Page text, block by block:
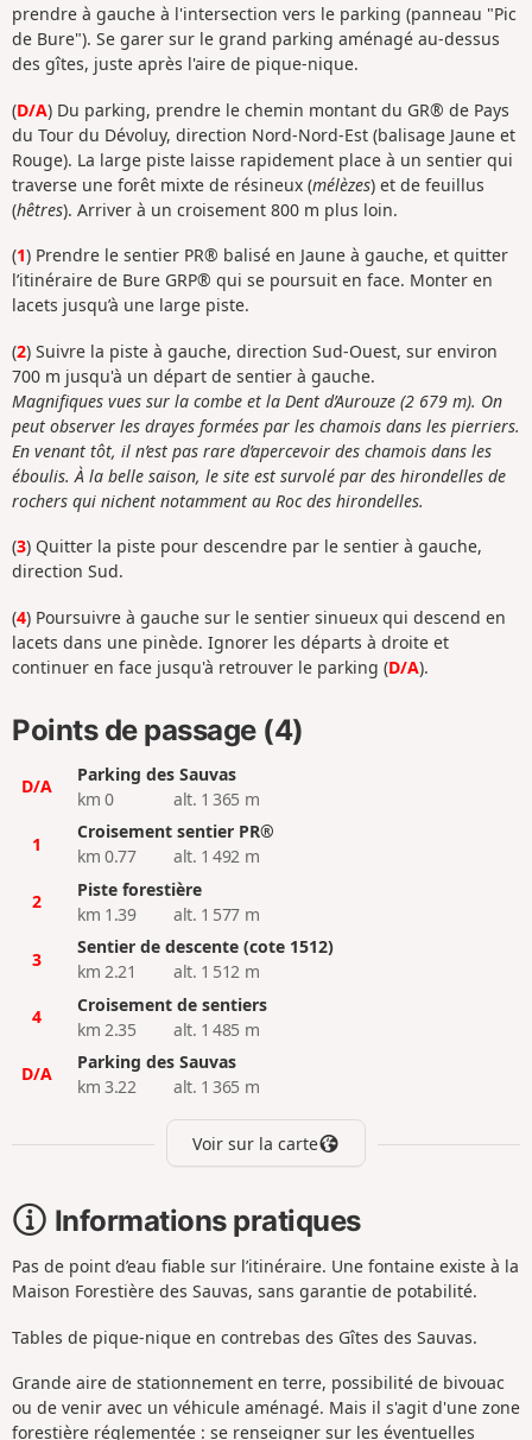
prendre à gauche à l'intersection vers le parking (panneau "Pic
de Bure"). Se garer sur le grand parking aménagé au-dessus
des gîtes, juste après l'aire de pique-nique.
(D/A) Du parking, prendre le chemin montant du GR® de Pays
du Tour du Dévoluy, direction Nord-Nord-Est (balisage Jaune et
Rouge). La large piste laisse rapidement place à un sentier qui
traverse une forêt mixte de résineux (mélèzes) et de feuillus
(hêtres). Arriver à un croisement 800 m plus loin.
(1) Prendre le sentier PR® balisé en Jaune à gauche, et quitter
l’itinéraire de Bure GRP® qui se poursuit en face. Monter en
lacets jusqu’à une large piste.
(2) Suivre la piste à gauche, direction Sud-Ouest, sur environ
700 m jusqu'à un départ de sentier à gauche.
Magnifiques vues sur la combe et la Dent d’Aurouze (2 679 m). On
peut observer les drayes formées par les chamois dans les pierriers.
En venant tôt, il n’est pas rare d’apercevoir des chamois dans les
éboulis. À la belle saison, le site est survolé par des hirondelles de
rochers qui nichent notamment au Roc des hirondelles.
(3) Quitter la piste pour descendre par le sentier à gauche,
direction Sud.
(4) Poursuivre à gauche sur le sentier sinueux qui descend en
lacets dans une pinède. Ignorer les départs à droite et
continuer en face jusqu'à retrouver le parking (D/A).
Points de passage (4)
D/A
Parking des Sauvas
km 0
alt. 1 365 m
1
Croisement sentier PR®
km 0.77
alt. 1 492 m
2
Piste forestière
km 1.39
alt. 1 577 m
3
Sentier de descente (cote 1512)
km 2.21
alt. 1 512 m
4
Croisement de sentiers
km 2.35
alt. 1 485 m
D/A
Parking des Sauvas
km 3.22
alt. 1 365 m
Voir sur la carte
Informations pratiques
Pas de point d’eau fiable sur l’itinéraire. Une fontaine existe à la
Maison Forestière des Sauvas, sans garantie de potabilité.
Tables de pique-nique en contrebas des Gîtes des Sauvas.
Grande aire de stationnement en terre, possibilité de bivouac
ou de venir avec un véhicule aménagé. Mais il s'agit d'une zone
forestière réglementée : se renseigner sur les éventuelles